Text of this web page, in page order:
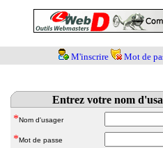
M'inscrire Mot de
Entrez votre nom
*Nom d'usager
*Mot de passe